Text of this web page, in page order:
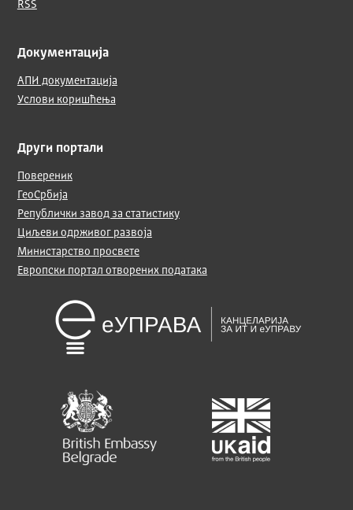
RSS
Документација
АПИ документација
Услови коришћења
Други портали
Повереник
ГеоСрбија
Републички завод за статистику
Циљеви одрживог развоја
Министарство просвете
Европски портал отворених података